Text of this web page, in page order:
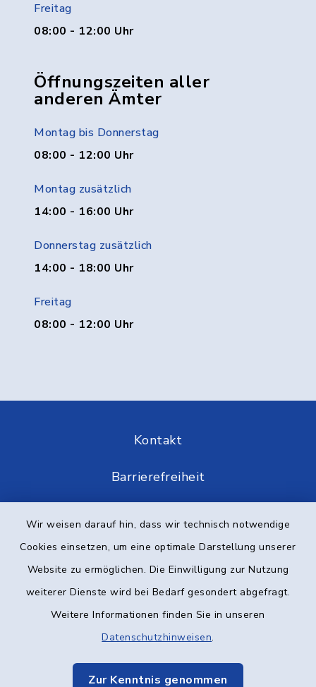
Wir weisen darauf hin, dass wir technisch notwendige
Cookies einsetzen, um eine optimale Darstellung unserer
Website zu ermöglichen. Die Einwilligung zur Nutzung
weiterer Dienste wird bei Bedarf gesondert abgefragt.
Weitere Informationen finden Sie in unseren
Datenschutzhinweisen.
Zur Kenntnis genommen
Freitag
08:00 - 12:00 Uhr
Öffnungszeiten aller
anderen Ämter
Montag bis Donnerstag
08:00 - 12:00 Uhr
Montag zusätzlich
14:00 - 16:00 Uhr
Donnerstag zusätzlich
14:00 - 18:00 Uhr
Freitag
08:00 - 12:00 Uhr
Kontakt
Barrierefreiheit
Impressum
Elektronische Kommunikation
Sitemap
Cookie-Einstellungen